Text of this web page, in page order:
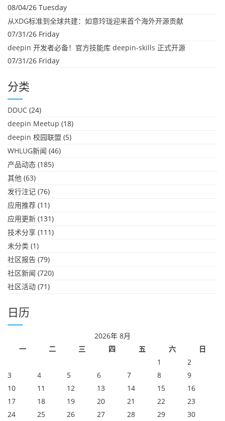
08/04/26 Tuesday
从XDG标准到全球共建：如意玲珑迎来首个海外开源贡献
07/31/26 Friday
deepin 开发者必备！官方技能库 deepin-skills 正式开源
07/31/26 Friday
分类
DDUC (24)
deepin Meetup (18)
deepin 校园联盟 (5)
WHLUG新闻 (46)
产品动态 (185)
其他 (63)
发行注记 (76)
应用推荐 (11)
应用更新 (131)
技术分享 (111)
未分类 (1)
社区报告 (79)
社区新闻 (720)
社区活动 (71)
日历
2026年 8月
一
二 三 四 五 六
日
1
2
3
4 5 6 7 8
9
10
11 12 13 14 15
16
17
18 19 20 21 22
23
24
25 26 27 28 29 30